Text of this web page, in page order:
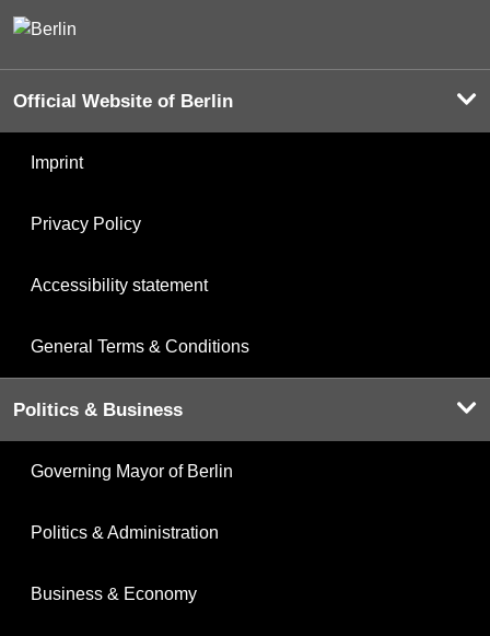
Official Website of Berlin
Imprint
Privacy Policy
Accessibility statement
General Terms & Conditions
Politics & Business
Governing Mayor of Berlin
Politics & Administration
Business & Economy